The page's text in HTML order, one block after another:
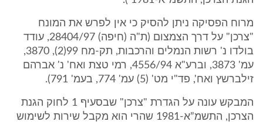
מרוח הפסיקה ניתן להסיק כי אין לפרש את המונח
"צרכן" על דרך הצמצום (ת"ה (חיפה) 28404/97, עודד
בולדו נ' רשות הנמלים והרכבות, תק-מח 99(2), 3870,
עמ' 3873, וברע"א 4556/94, רמי טצת ואח' נ' אברהם
זילברשץ ואח', פד"י מט' (5) עמ' 774, בעמ' 791).
המבקש עונה על הגדרת "צרכן" שבסעיף 1 לחוק הגנת
הצרכן, התשמ”א-1981 שהרי הוא מקבל שירות לשימוש